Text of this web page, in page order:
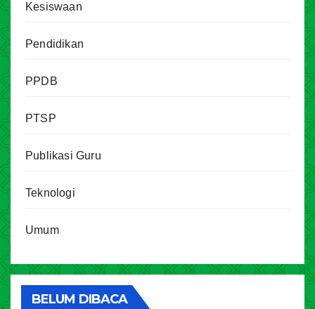
Kesiswaan
Pendidikan
PPDB
PTSP
Publikasi Guru
Teknologi
Umum
BELUM DIBACA